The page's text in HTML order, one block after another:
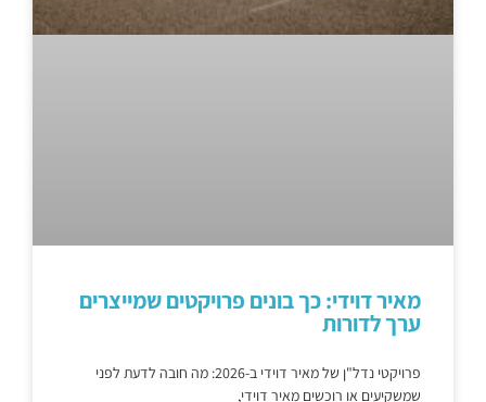
מאיר דוידי: כך בונים פרויקטים שמייצרים
ערך לדורות
פרויקטי נדל"ן של מאיר דוידי ב-2026: מה חובה לדעת לפני
שמשקיעים או רוכשים מאיר דוידי,